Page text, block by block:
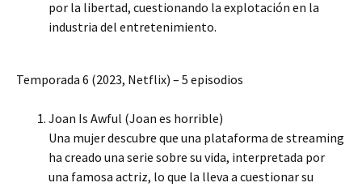
por la libertad, cuestionando la explotación en la
industria del entretenimiento.
Temporada 6 (2023, Netflix) – 5 episodios
Joan Is Awful (Joan es horrible)
Una mujer descubre que una plataforma de streaming
ha creado una serie sobre su vida, interpretada por
una famosa actriz, lo que la lleva a cuestionar su